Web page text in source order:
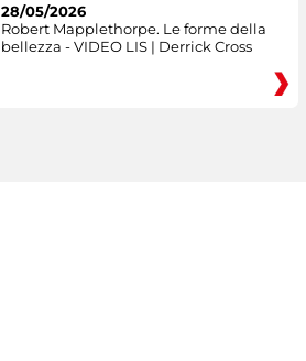
28/05/2026
Robert Mapplethorpe. Le forme della
bellezza - VIDEO LIS | Derrick Cross